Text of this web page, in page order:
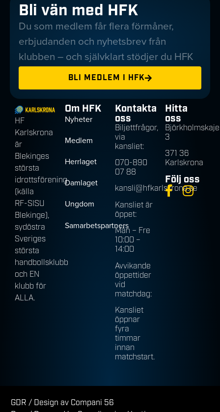
Bli vän med HFK
Du som medlem får flera förmåner,
erbjudanden och nyhetsbrev från
klubben – och självklart stödjer du HFK
BLI MEDLEM I HFK
HF
Karlskrona
är
Blekinges
största
idrottsförening
(källa
RF-SISU
Blekinge),
sydöstra
Sveriges
största
handbollsklubb
och EN
klubb för
ALLA.
Om HFK
Nyheter
Medlem
Herrlaget
Damlaget
Ungdom
Samarbetspartners
Kontakta
oss
Biljettfrågor,
via
kansliet:
070-890
07 88
kansli@hfkarlskrona.se
Kansliet är
öppet:
Mån – Fre
10:00 –
14:00
Avvikande
öppettider
vid
matchdag:
Kansliet
öppnar
fyra
timmar
innan
matchstart.
Hitta
oss
3
371 36
Karlskrona
Följ oss
GDR / Design av Compani 56